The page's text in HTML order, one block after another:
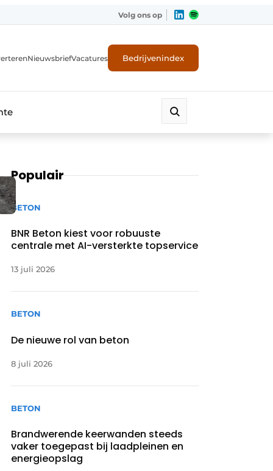
Volg ons op
NieuwsbriefVacatures Bedrijvenindex
Populair
BETON
BNR Beton kiest voor robuuste
centrale met AI-versterkte topservice
13 juli 2026
BETON
De nieuwe rol van beton
8 juli 2026
BETON
Brandwerende keerwanden steeds
vaker toegepast bij laadpleinen en
energieopslag